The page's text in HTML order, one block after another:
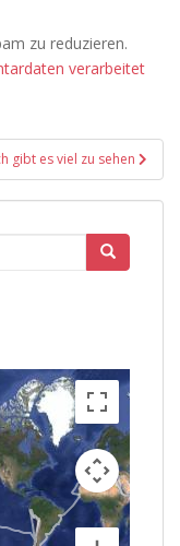
zu reduzieren.
verarbeitet
gibt es viel zu sehen